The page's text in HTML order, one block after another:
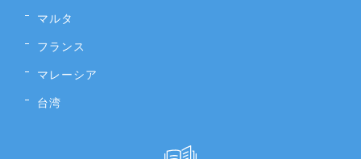
マルタ
フランス
マレーシア
台湾